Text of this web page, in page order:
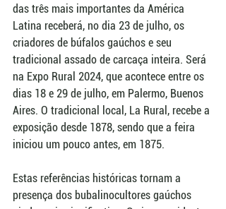
das três mais importantes da América
Latina receberá, no dia 23 de julho, os
criadores de búfalos gaúchos e seu
tradicional assado de carcaça inteira. Será
na Expo Rural 2024, que acontece entre os
dias 18 e 29 de julho, em Palermo, Buenos
Aires. O tradicional local, La Rural, recebe a
exposição desde 1878, sendo que a feira
iniciou um pouco antes, em 1875.
Estas referências históricas tornam a
presença dos bubalinocultores gaúchos